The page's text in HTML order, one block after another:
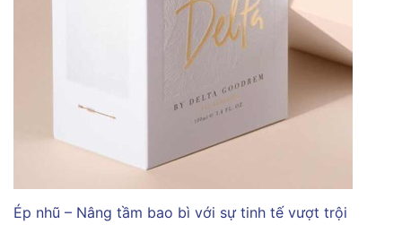
Ép nhũ – Nâng tầm bao bì với sự tinh tế vượt trội